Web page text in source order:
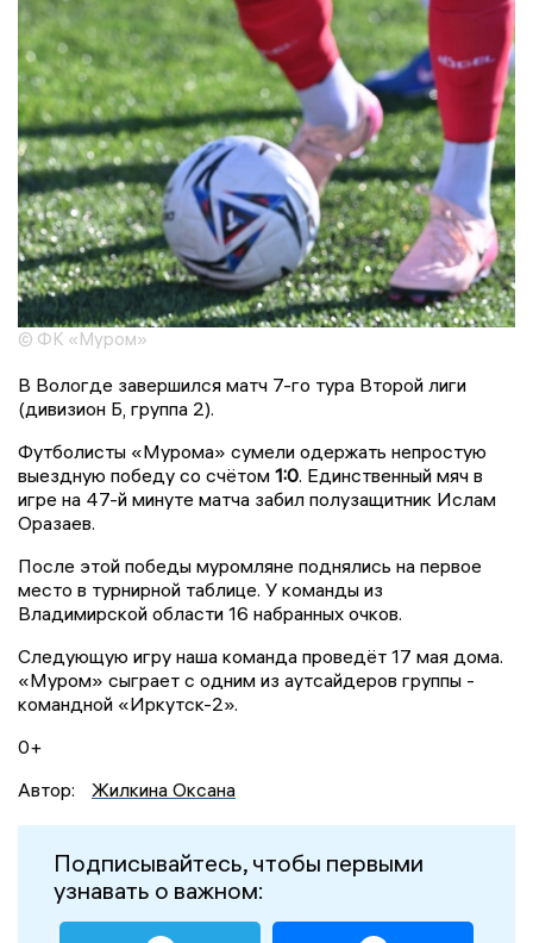
© ФК «Муром»
В Вологде завершился матч 7-го тура Второй лиги
(дивизион Б, группа 2).
Футболисты «Мурома» сумели одержать непростую
выездную победу со счётом 1:0. Единственный мяч в
игре на 47-й минуте матча забил полузащитник Ислам
Оразаев.
После этой победы муромляне поднялись на первое
место в турнирной таблице. У команды из
Владимирской области 16 набранных очков.
Следующую игру наша команда проведёт 17 мая дома.
«Муром» сыграет с одним из аутсайдеров группы -
командной «Иркутск-2».
0+
Автор:
Жилкина Оксана
Подписывайтесь, чтобы первыми
узнавать о важном: